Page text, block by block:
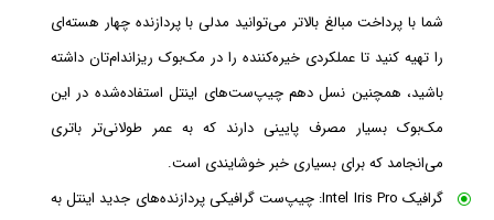
شما با پرداخت مبالغ بالاتر می‌توانید مدلی با پردازنده چهار هسته‌ای
را تهیه کنید تا عملکردی خیره‌کننده را در مک‌بوک ریز‌اندام‌تان داشته
باشید، همچنین نسل دهم چیپ‌ست‌های اینتل استفاده‌شده در این
مک‌بوک بسیار مصرف پایینی دارند که به عمر طولانی‌تر باتری
می‌انجامد که برای بسیاری خبر خوشایندی است.
گرافیک Intel Iris Pro: چیپ‌ست گرافیکی پردازنده‌های جدید اینتل به